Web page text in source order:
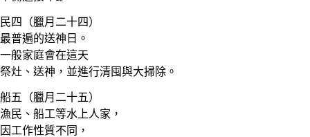
民四（臘月二十四）
最普遍的送神日。
一般家庭會在這天
祭灶、送神，並進行清囤與大掃除。
船五（臘月二十五）
漁民、船工等水上人家，
因工作性質不同，